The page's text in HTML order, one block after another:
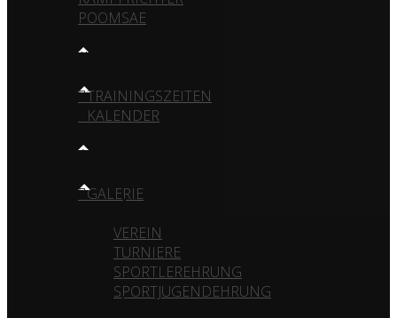
POOMSAE
TRAINING
TRAININGSZEITEN
KALENDER
MEDIA
GALERIE
VEREIN
TURNIERE
SPORTLEREHRUNG
SPORTJUGENDEHRUNG